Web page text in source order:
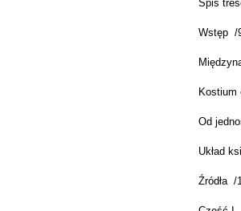
Spis
Wstęp /
Od
Układ
Źródła /